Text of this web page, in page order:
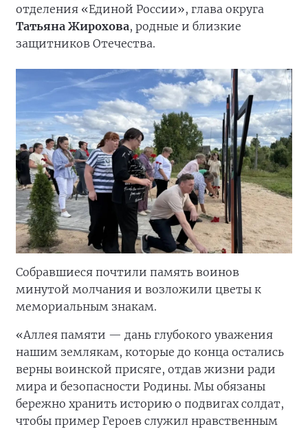
отделения «Единой России», глава округа
Татьяна Жирохова, родные и близкие
защитников Отечества.
Собравшиеся почтили память воинов
минутой молчания и возложили цветы к
мемориальным знакам.
«Аллея памяти — дань глубокого уважения
нашим землякам, которые до конца остались
верны воинской присяге, отдав жизни ради
мира и безопасности Родины. Мы обязаны
бережно хранить историю о подвигах солдат,
чтобы пример Героев служил нравственным